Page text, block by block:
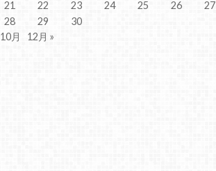
21 22 23 24 25 26
27
28
29
30
月
12月 »